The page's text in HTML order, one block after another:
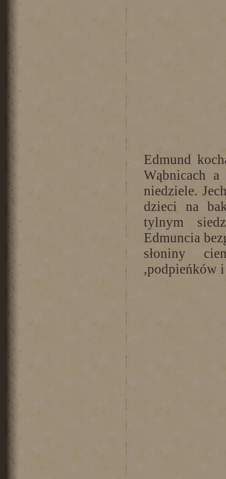
Edmund
Wąbnicach
niedziele.
dzieci na
tylnym
Edmuncia
słoniny
,podpieńków